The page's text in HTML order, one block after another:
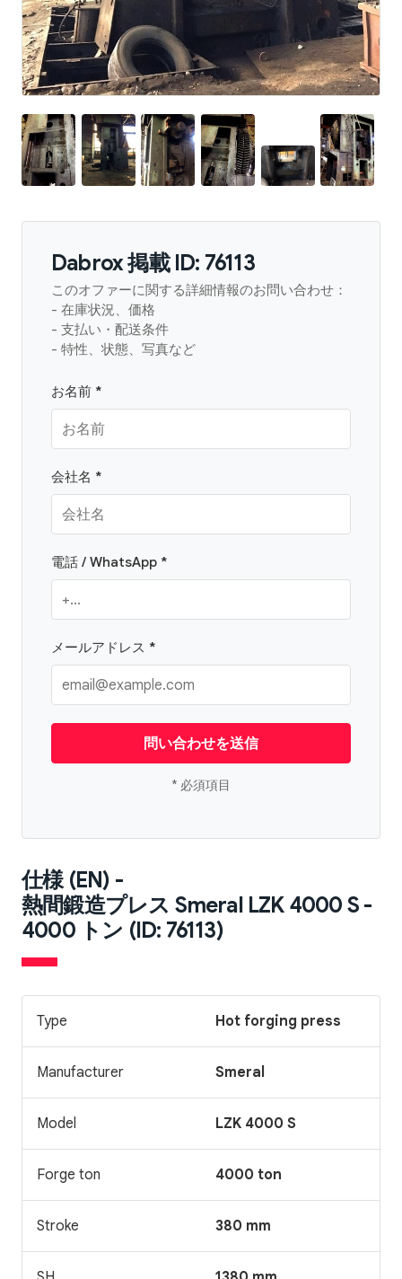
Dabrox 掲載 ID: 76113
このオファーに関する詳細情報のお問い合わせ：
- 在庫状況、価格
- 支払い・配送条件
- 特性、状態、写真など
お名前 *
会社名 *
電話 / WhatsApp *
メールアドレス *
問い合わせを送信
* 必須項目
仕様 (EN) -
熱間鍛造プレス Smeral LZK 4000 S -
4000 トン (ID: 76113)
Type Hot forging press
Manufacturer Smeral
Model LZK 4000 S
Forge ton 4000 ton
Stroke 380 mm